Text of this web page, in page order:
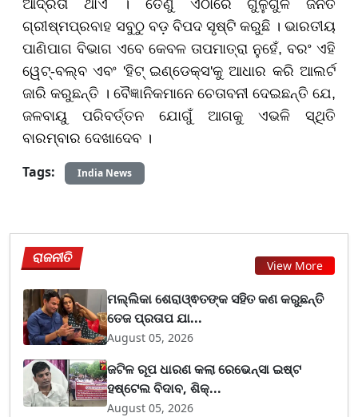
ଆଦ୍ରତା ଥାଏ । ତେଣୁ ଏଠାରେ ଗୁଳୁଗୁଳି ଜନିତ
ଗ୍ରୀଷ୍ମପ୍ରବାହ ସବୁଠୁ ବଡ଼ ବିପଦ ସୃଷ୍ଟି କରୁଛି । ଭାରତୀୟ
ପାଣିପାଗ ବିଭାଗ ଏବେ କେବଳ ତାପମାତ୍ରା ନୁହେଁ, ବରଂ ଏହି
ୱେଟ୍-ବଲ୍ବ ଏବଂ 'ହିଟ୍ ଇଣ୍ଡେକ୍ସ'କୁ ଆଧାର କରି ଆଲର୍ଟ
ଜାରି କରୁଛନ୍ତି । ବୈଜ୍ଞାନିକମାନେ ଚେତାବନୀ ଦେଇଛନ୍ତି ଯେ,
ଜଳବାୟୁ ପରିବର୍ତ୍ତନ ଯୋଗୁଁ ଆଗକୁ ଏଭଳି ସ୍ଥିତି
ବାରମ୍ବାର ଦେଖାଦେବ ।
Tags: India News
ରାଜନୀତି View More
ମଲ୍ଲିକା ଶେରାଓ୍ଵତଙ୍କ ସହିତ କଣ କରୁଛନ୍ତି
ତେଜ ପ୍ରତାପ ଯା...
August 05, 2026
ଜଟିଳ ରୂପ ଧାରଣ କଲା ରେଭେନ୍ସା ଇଷ୍ଟ
ହଷ୍ଟେଲ ବିଦାବ, ଶିକ୍...
August 05, 2026